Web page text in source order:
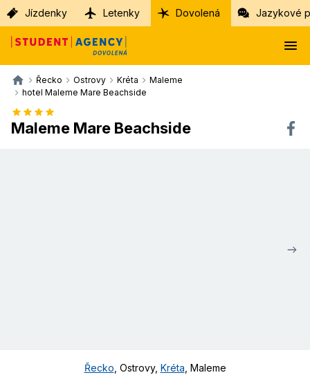
Jízdenky Letenky Dovolená Jazykové
Řecko Ostrovy Kréta
Maleme
hotel Maleme Mare Beachside
Maleme Mare Beachside
Řecko Ostrovy, Kréta Maleme